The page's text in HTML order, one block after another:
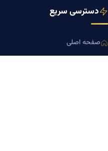
دسترسی سریع
صفحه اصلی